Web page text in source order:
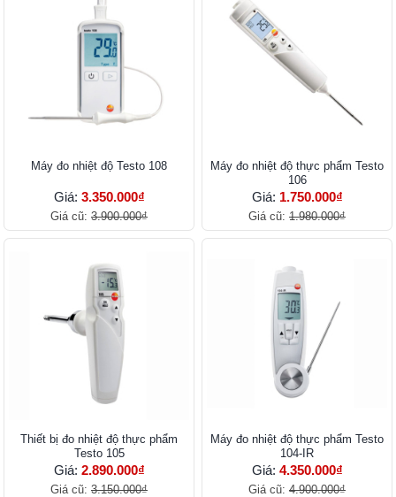
Máy đo nhiệt độ Testo 108
Giá: 3.350.000₫
Giá cũ: 3.900.000₫
Máy đo nhiệt độ thực phẩm Testo
106
Giá: 1.750.000₫
Giá cũ: 1.980.000₫
Thiết bị đo nhiệt độ thực phẩm
Testo 105
Giá: 2.890.000₫
Giá cũ: 3.150.000₫
Máy đo nhiệt độ thực phẩm Testo
104-IR
Giá: 4.350.000₫
Giá cũ: 4.900.000₫